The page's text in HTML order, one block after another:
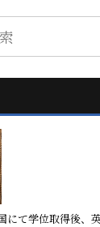
にて学位取得後、